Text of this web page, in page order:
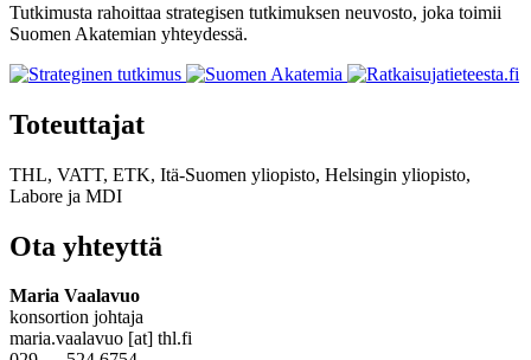
Tutkimusta rahoittaa strategisen tutkimuksen neuvosto, joka toimii
Suomen Akatemian yhteydessä.
Toteuttajat
THL, VATT, ETK, Itä-Suomen yliopisto, Helsingin yliopisto,
Labore ja MDI
Ota yhteyttä
Maria Vaalavuo
konsortion johtaja
maria.vaalavuo [at] thl.fi